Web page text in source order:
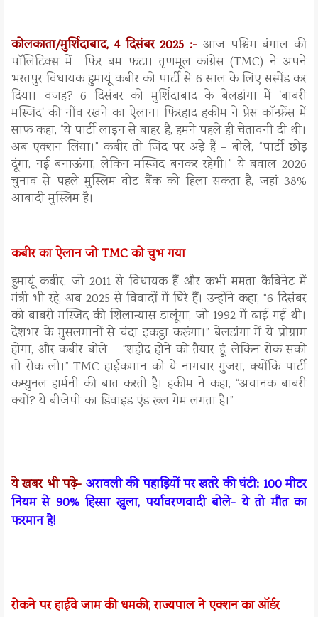
कोलकाता/मुर्शिदाबाद, 4 दिसंबर 2025 :- आज पश्चिम बंगाल की
पॉलिटिक्स में फिर बम फटा। तृणमूल कांग्रेस (TMC) ने अपने
भरतपुर विधायक हुमायूं कबीर को पार्टी से 6 साल के लिए सस्पेंड कर
दिया। वजह? 6 दिसंबर को मुर्शिदाबाद के बेलडांगा में 'बाबरी
मस्जिद' की नींव रखने का ऐलान। फिरहाद हकीम ने प्रेस कॉन्फ्रेंस में
साफ कहा, “ये पार्टी लाइन से बाहर है, हमने पहले ही चेतावनी दी थी।
अब एक्शन लिया।” कबीर तो जिद पर अड़े हैं – बोले, “पार्टी छोड़
दूंगा, नई बनाऊंगा, लेकिन मस्जिद बनकर रहेगी।” ये बवाल 2026
चुनाव से पहले मुस्लिम वोट बैंक को हिला सकता है, जहां 38%
आबादी मुस्लिम है।
कबीर का ऐलान जो TMC को चुभ गया
हुमायूं कबीर, जो 2011 से विधायक हैं और कभी ममता कैबिनेट में
मंत्री भी रहे, अब 2025 से विवादों में घिरे हैं। उन्होंने कहा, “6 दिसंबर
को बाबरी मस्जिद की शिलान्यास डालूंगा, जो 1992 में ढाई गई थी।
देशभर के मुसलमानों से चंदा इकट्ठा करूंगा।” बेलडांगा में ये प्रोग्राम
होगा, और कबीर बोले – “शहीद होने को तैयार हूं, लेकिन रोक सको
तो रोक लो।” TMC हाईकमान को ये नागवार गुजरा, क्योंकि पार्टी
कम्युनल हार्मनी की बात करती है। हकीम ने कहा, “अचानक बाबरी
क्यों? ये बीजेपी का डिवाइड एंड रूल गेम लगता है।”
ये खबर भी पढ़े- अरावली की पहाड़ियों पर खतरे की घंटी: 100 मीटर
नियम से 90% हिस्सा खुला, पर्यावरणवादी बोले- ये तो मौत का
फरमान है!
रोकने पर हाईवे जाम की धमकी, राज्यपाल ने एक्शन का ऑर्डर